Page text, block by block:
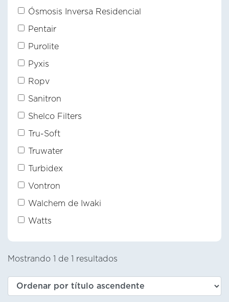
Ósmosis Inversa Residencial
Pentair
Purolite
Pyxis
Ropv
Sanitron
Shelco Filters
Tru-Soft
Truwater
Turbidex
Vontron
Walchem de Iwaki
Watts
Mostrando 1 de 1 resultados